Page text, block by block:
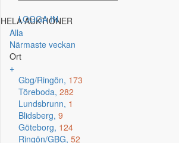
LOGGA IN
HELA AUKTIONER
Alla
Närmaste veckan
Ort
+
Gbg/Ringön, 173
Töreboda, 282
Lundsbrunn, 1
Blidsberg, 9
Göteborg, 124
Ringön/GBG, 52